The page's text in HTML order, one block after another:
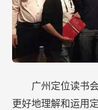
广州定位读书
更好地理解和运用